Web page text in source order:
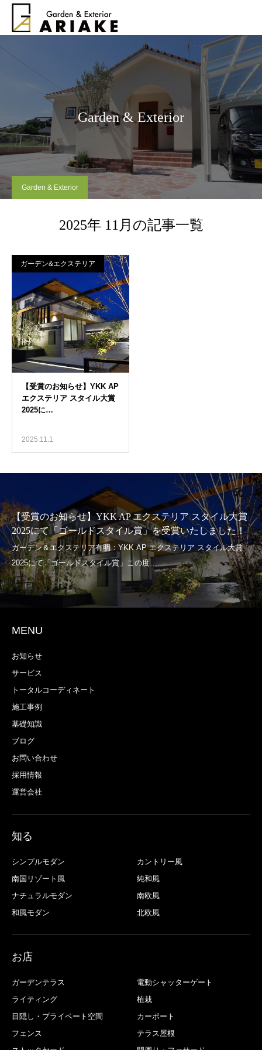
Garden & Exterior
Garden & Exterior
2025年 11月の記事一覧
ガーデン&エクステリア
2025.11.1
【受賞のお知らせ】YKK AP エクステリア スタイル大賞
2025にて「ゴールドスタイル賞」を受賞いたしました！
MENU
お知らせ
サービス
トータルコーディネート
施工事例
基礎知識
ブログ
お問い合わせ
採用情報
運営会社
知る
シンプルモダン
カントリー風
南国リゾート風
純和風
ナチュラルモダン
南欧風
和風モダン
北欧風
お店
ガーデンテラス
電動シャッターゲート
ライティング
植栽
目隠し・プライベート空間
カーポート
フェンス
テラス屋根